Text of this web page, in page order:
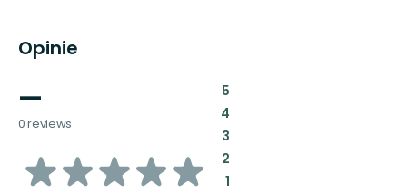
Opinie
—
0 reviews
z
5:
4:
3:
2:
1: